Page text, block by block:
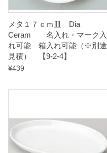
a
n
t
i
y
メタ１７ｃｍ皿 Dia
Ceram 名入れ・マーク入
れ可能 箱入れ可能（※別途
見積） 【9-2-4】
¥439